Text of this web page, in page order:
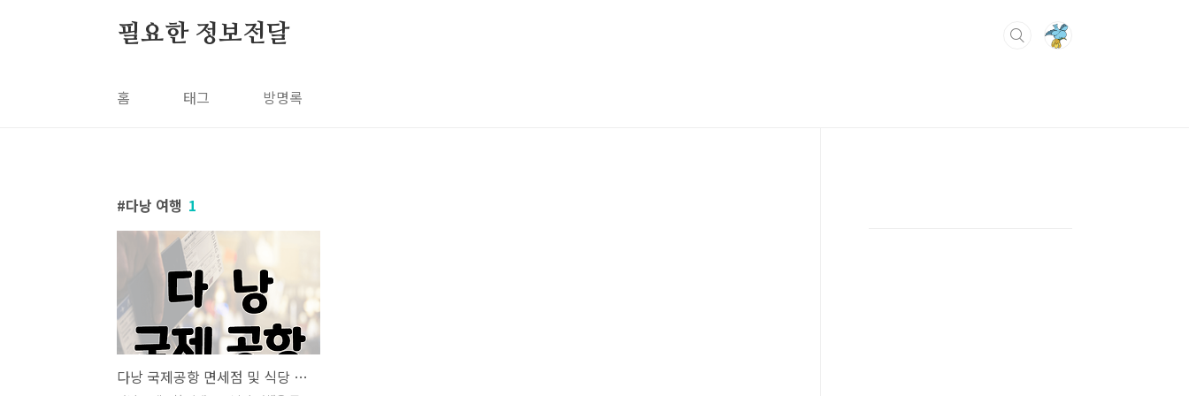
필요한 정보전달
홈 태그 방명록
다낭 여행 1
다낭 국제공항 면세점 및 식당 안내도 (다낭, 호이안 여행)